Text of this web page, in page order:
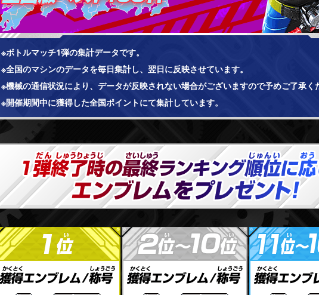
※ボトルマッチ1弾の集計データです。
※全国のマシンのデータを毎日集計し、翌日に反映させています。
※機械の通信状況により、データが反映されない場合がございますので予めご了承く
※開催期間中に獲得した全国ポイントにて集計しています。